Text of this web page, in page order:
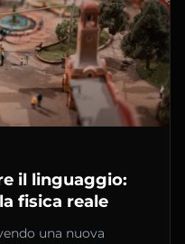
il linguaggio:
fisica reale
una nuova